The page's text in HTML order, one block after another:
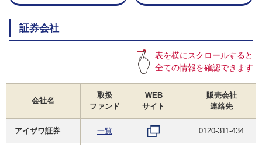
証券会社
表を横にスクロールすると
全ての情報を確認できます
会社名
取扱
ファンド
WEB
サイト
販売会社
連絡先
アイザワ証券 一覧 0120-311-434